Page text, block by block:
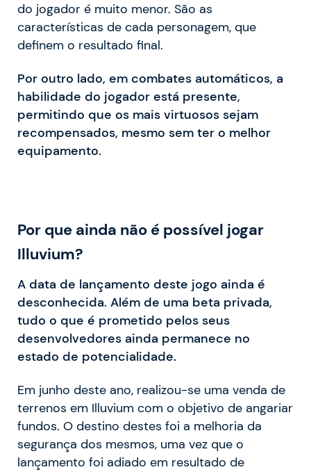
do jogador é muito menor. São as
características de cada personagem, que
definem o resultado final.
Por outro lado, em combates automáticos, a
habilidade do jogador está presente,
permitindo que os mais virtuosos sejam
recompensados, mesmo sem ter o melhor
equipamento.
Por que ainda não é possível jogar
Illuvium?
A data de lançamento deste jogo ainda é
desconhecida. Além de uma beta privada,
tudo o que é prometido pelos seus
desenvolvedores ainda permanece no
estado de potencialidade.
Em junho deste ano, realizou-se uma venda de
terrenos em Illuvium com o objetivo de angariar
fundos. O destino destes foi a melhoria da
segurança dos mesmos, uma vez que o
lançamento foi adiado em resultado de